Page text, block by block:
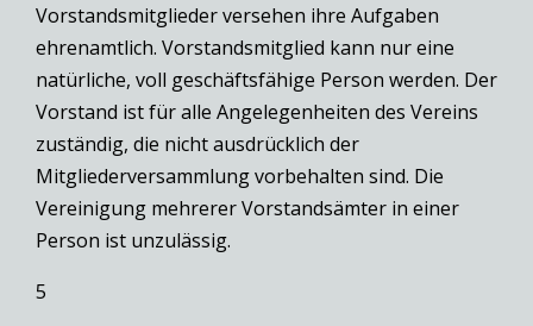
Vorstandsmitglieder versehen ihre Aufgaben
ehrenamtlich. Vorstandsmitglied kann nur eine
natürliche, voll geschäftsfähige Person werden. Der
Vorstand ist für alle Angelegenheiten des Vereins
zuständig, die nicht ausdrücklich der
Mitgliederversammlung vorbehalten sind. Die
Vereinigung mehrerer Vorstandsämter in einer
Person ist unzulässig.
5